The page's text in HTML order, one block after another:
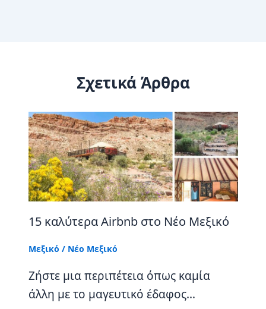
Σχετικά Άρθρα
15 καλύτερα Airbnb στο Νέο Μεξικό
Μεξικό / Νέο Μεξικό
Ζήστε μια περιπέτεια όπως καμία
άλλη με το μαγευτικό έδαφος…